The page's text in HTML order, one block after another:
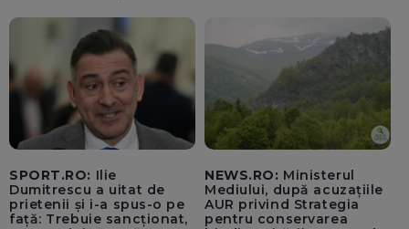
SPORT.RO: Ilie
Dumitrescu a uitat de
prietenii și i-a spus-o pe
față: Trebuie sancționat,
NEWS.RO: Ministerul
Mediului, după acuzațiile
AUR privind Strategia
pentru conservarea